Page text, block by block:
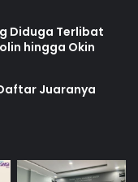
Diduga Terlibat
hingga Okin
Juaranya